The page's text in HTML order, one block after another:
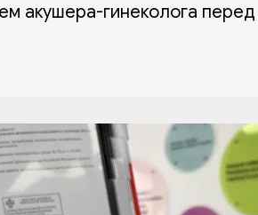
акушера-гинеколога